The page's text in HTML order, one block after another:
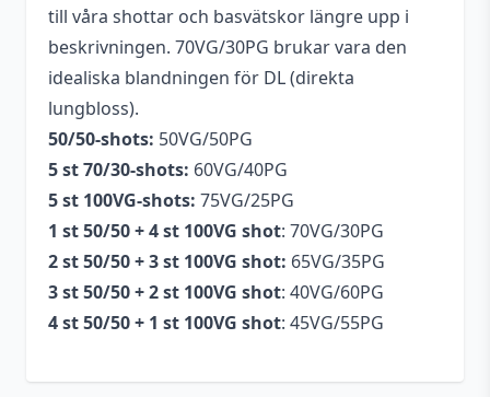
till våra shottar och basvätskor längre upp i
beskrivningen. 70VG/30PG brukar vara den
idealiska blandningen för DL (direkta
lungbloss).
50/50-shots: 50VG/50PG
5 st 70/30-shots: 60VG/40PG
5 st 100VG-shots: 75VG/25PG
1 st 50/50 + 4 st 100VG shot: 70VG/30PG
2 st 50/50 + 3 st 100VG shot: 65VG/35PG
3 st 50/50 + 2 st 100VG shot: 40VG/60PG
4 st 50/50 + 1 st 100VG shot: 45VG/55PG